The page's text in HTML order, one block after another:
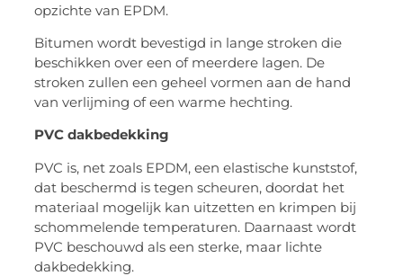
opzichte van EPDM.
Bitumen wordt bevestigd in lange stroken die
beschikken over een of meerdere lagen. De
stroken zullen een geheel vormen aan de hand
van verlijming of een warme hechting.
PVC dakbedekking
PVC is, net zoals EPDM, een elastische kunststof,
dat beschermd is tegen scheuren, doordat het
materiaal mogelijk kan uitzetten en krimpen bij
schommelende temperaturen. Daarnaast wordt
PVC beschouwd als een sterke, maar lichte
dakbedekking.